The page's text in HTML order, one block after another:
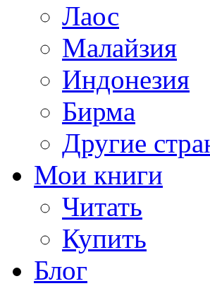
Лаос
Малайзия
Индонезия
Бирма
Другие
Мои книги
Читать
Купить
Блог